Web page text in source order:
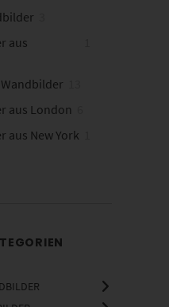
aus
aus London
aus New York
aus Berlin
ist essenziell und kann nicht